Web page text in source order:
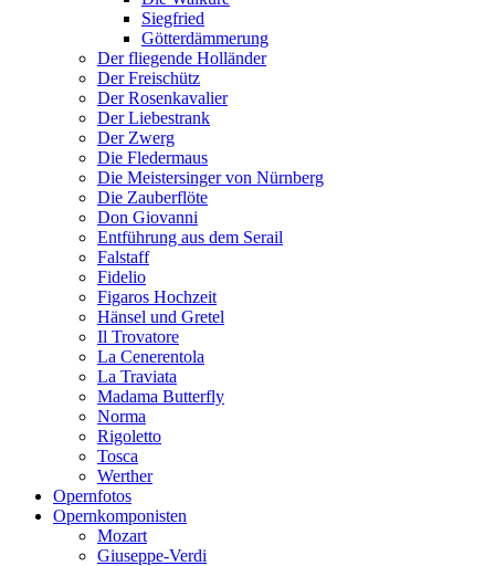
Siegfried
Götterdämmerung
Der fliegende Holländer
Der Freischütz
Der Rosenkavalier
Der Liebestrank
Der Zwerg
Die Fledermaus
Die Meistersinger von Nürnberg
Die Zauberflöte
Don Giovanni
Entführung aus dem Serail
Falstaff
Fidelio
Figaros Hochzeit
Hänsel und Gretel
Il Trovatore
La Cenerentola
La Traviata
Madama Butterfly
Norma
Rigoletto
Tosca
Werther
Opernfotos
Opernkomponisten
Mozart
Giuseppe-Verdi